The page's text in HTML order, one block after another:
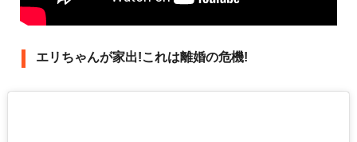
エリちゃんが家出!これは離婚の危機!